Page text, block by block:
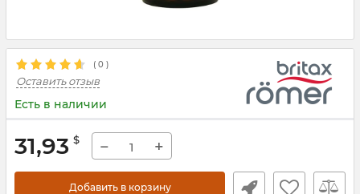
( 0 )
Оставить отзыв
Есть в наличии
31,93 $ − +
Добавить в корзину